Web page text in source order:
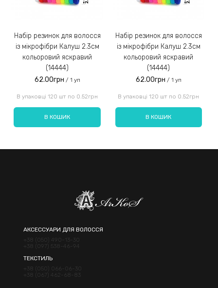
Введіть код, вказаний на зображенні:
Набір резинок для волосся
із мікрофібри Калуш 2.3см
кольоровий яскравий
(14444)
62.00грн / 1 уп
В упаковці 120 шт по 0.52грн
В КОШИК
Набір резинок для волосся
із мікрофібри Калуш 2.3см
кольоровий яскравий
(14444)
62.00грн / 1 уп
В упаковці 120 шт по 0.52грн
В КОШИК
АКСЕССУАРИ ДЛЯ ВОЛОССЯ
+38 (050) 490-13-30
+38 (097) 538-46-94
ТЕКСТИЛЬ
+38 (050) 066-06-30
+38 (067) 462-68-83